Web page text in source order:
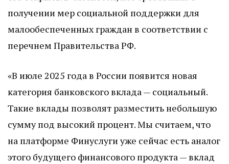
получении мер социальной поддержки для
малообеспеченных граждан в соответствии с
перечнем Правительства РФ.
«В июле 2025 года в России появится новая
категория банковского вклада — социальный.
Такие вклады позволят разместить небольшую
сумму под высокий процент. Мы считаем, что
на платформе Финуслуги уже сейчас есть аналог
этого будущего финансового продукта — вклад